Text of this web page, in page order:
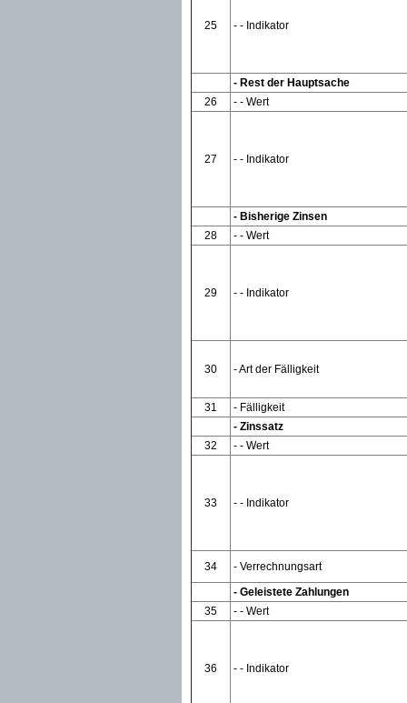
25 - - Indikator
- Rest der Hauptsache
26
- - Wert
27 - - Indikator
- Bisherige Zinsen
28
- - Wert
29 - - Indikator
30 - Art der Fälligkeit
31
- Fälligkeit
- Zinssatz
32
- - Wert
33 - - Indikator
34
- Verrechnungsart
- Geleistete Zahlungen
35
- - Wert
36 - - Indikator